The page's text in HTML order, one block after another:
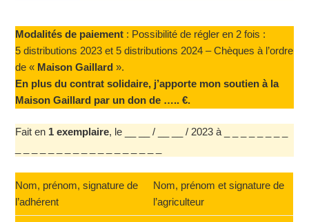
Modalités de paiement : Possibilité de régler en 2 fois :
5 distributions 2023 et 5 distributions 2024 – Chèques à l’ordre
de « Maison Gaillard».
En plus du contrat solidaire, j’apporte mon soutien à la
Maison Gaillard par un don de ….. €.
Fait en 1 exemplaire, le __ __ / __ __ / 2023 à _ _ _ _ _ _ _ _
Nom, prénom, signature de
l’adhérent
Nom, prénom et signature de
l’agriculteur